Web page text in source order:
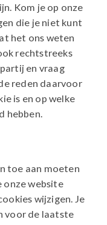
Kom je op onze
die je niet kunt
het ons weten
rechtstreeks
en vraag
reden daarvoor
is en op welke
hebben.
toe aan moeten
onze website
wijzigen. Je
voor de laatste